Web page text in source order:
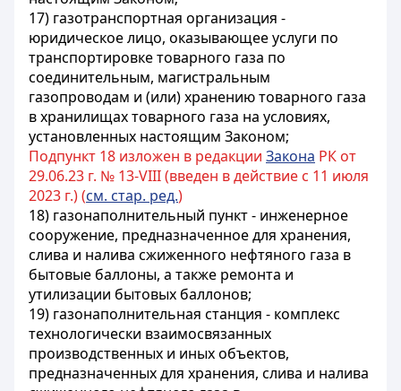
17) газотранспортная организация -
юридическое лицо, оказывающее услуги по
транспортировке товарного газа по
соединительным, магистральным
газопроводам и (или) хранению товарного газа
в хранилищах товарного газа на условиях,
установленных настоящим Законом;
Подпункт 18 изложен в редакции Закона РК от
29.06.23 г. № 13-VIII (введен в действие с 11 июля
2023 г.) (см. стар. ред.)
18) газонаполнительный пункт - инженерное
сооружение, предназначенное для хранения,
слива и налива сжиженного нефтяного газа в
бытовые баллоны, а также ремонта и
утилизации бытовых баллонов;
19) газонаполнительная станция - комплекс
технологически взаимосвязанных
производственных и иных объектов,
предназначенных для хранения, слива и налива